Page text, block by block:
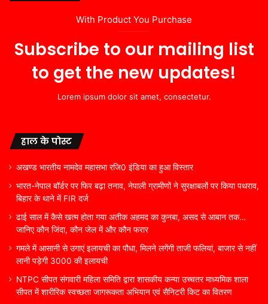
With Product You Purchase
Subscribe to our mailing list
to get the new updates!
Lorem ipsum dolor sit amet, consectetur.
हाल के पोस्ट
अखण्ड भारतीय नामदेव महासभा रजि0 इंडिया का हुआ विस्तार
भारत-नेपाल बॉर्डर पर फिर बढ़ा तनाव, नेपाली ग्रामीणों ने सुरक्षाबलों पर किया पथराव,
बिहार के थाने में FIR दर्ज
ढाई साल में कैसे खत्म होता गया अतीक अहमद का कुनबा, असद से आबान तक…
जानिए कौन जिंदा, कौन जेल में और कौन फरार
गमले में आसानी से उगाएं इलायची का पौधा, मिलने लगेंगी ताजी फलियां, बाजार से नहीं
लानी पड़ेगी 3000 की इलायची
NTPC सीपत संगवारी महिला समिति द्वारा शासकीय कन्या उच्चतर माध्यमिक शाला
सीपत में शारीरिक स्वच्छता जागरूकता अभियान एवं सैनिटरी किट का वितरण